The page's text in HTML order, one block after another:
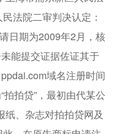
法院二审判决认定：
日期为2009年2月，核
能提交证据佐证其于
域名注册时间
拍贷”，最初由代某公
、杂志对拍拍贷网及